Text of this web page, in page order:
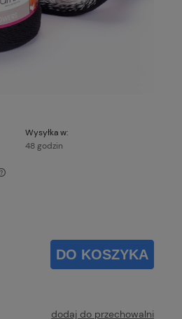
Wysyłka w:
48 godzin
kosztów płatności
DO KOSZYKA
dodaj do przechowalni